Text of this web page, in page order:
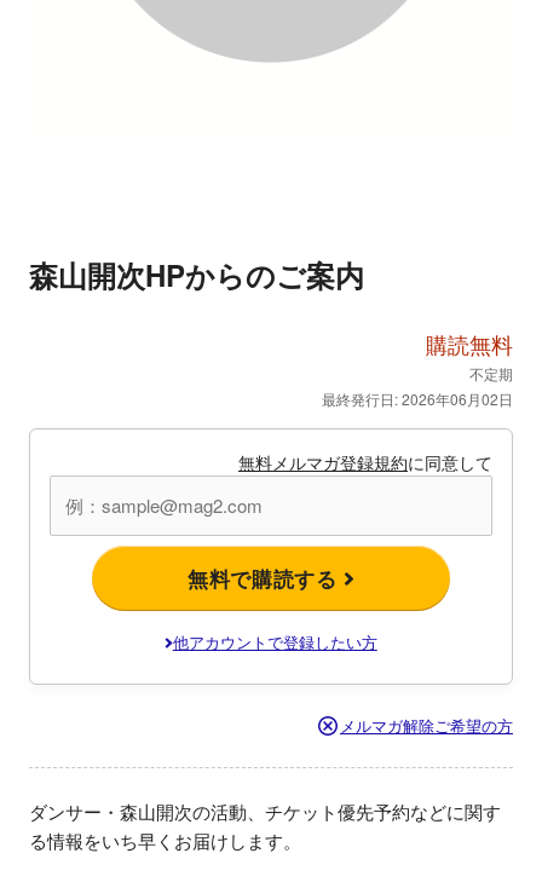
森山開次HPからのご案内
購読無料
不定期
最終発行日: 2026年06月02日
無料メルマガ登録規約に同意して
無料で購読する
他アカウントで登録したい方
メルマガ解除ご希望の方
ダンサー・森山開次の活動、チケット優先予約などに関す
る情報をいち早くお届けします。